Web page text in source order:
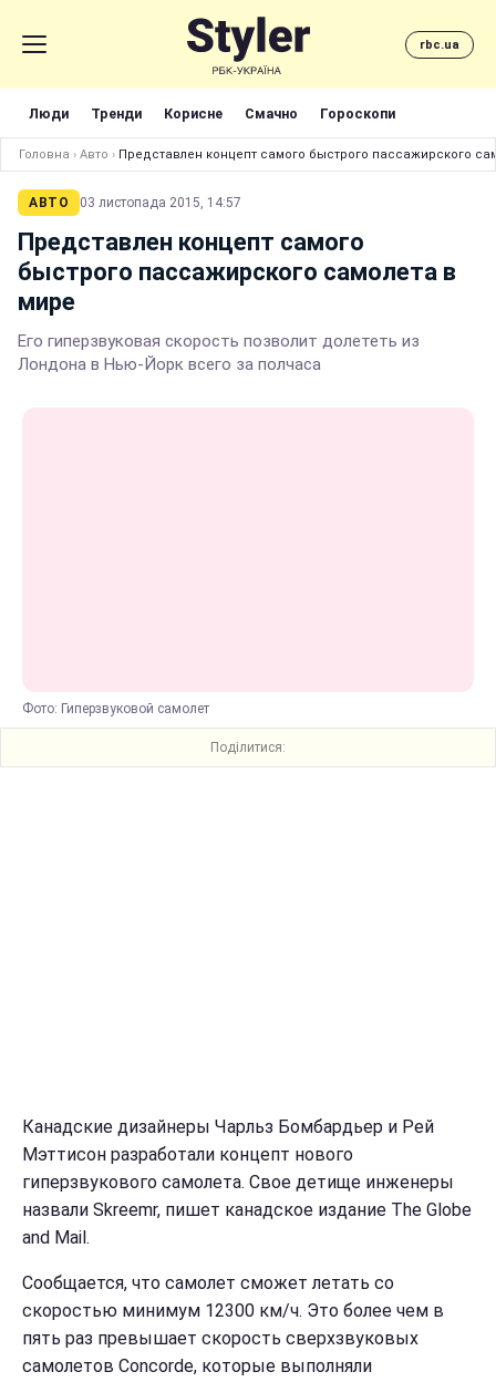
rbc.ua
Люди Тренди Корисне Смачно Гороскопи
Головна › Авто › Представлен концепт самого быстрого пассажирского
АВТО 03 листопада 2015, 14:57
Представлен концепт самого
быстрого пассажирского самолета в
мире
Его гиперзвуковая скорость позволит долететь из
Лондона в Нью-Йорк всего за полчаса
Фото: Гиперзвуковой самолет
Поділитися:
Канадские дизайнеры Чарльз Бомбардьер и Рей
Мэттисон разработали концепт нового
гиперзвукового самолета. Свое детище инженеры
назвали Skreemr, пишет канадское издание The Globe
and Mail.
Сообщается, что самолет сможет летать со
скоростью минимум 12300 км/ч. Это более чем в
пять раз превышает скорость сверхзвуковых
самолетов Concorde, которые выполняли